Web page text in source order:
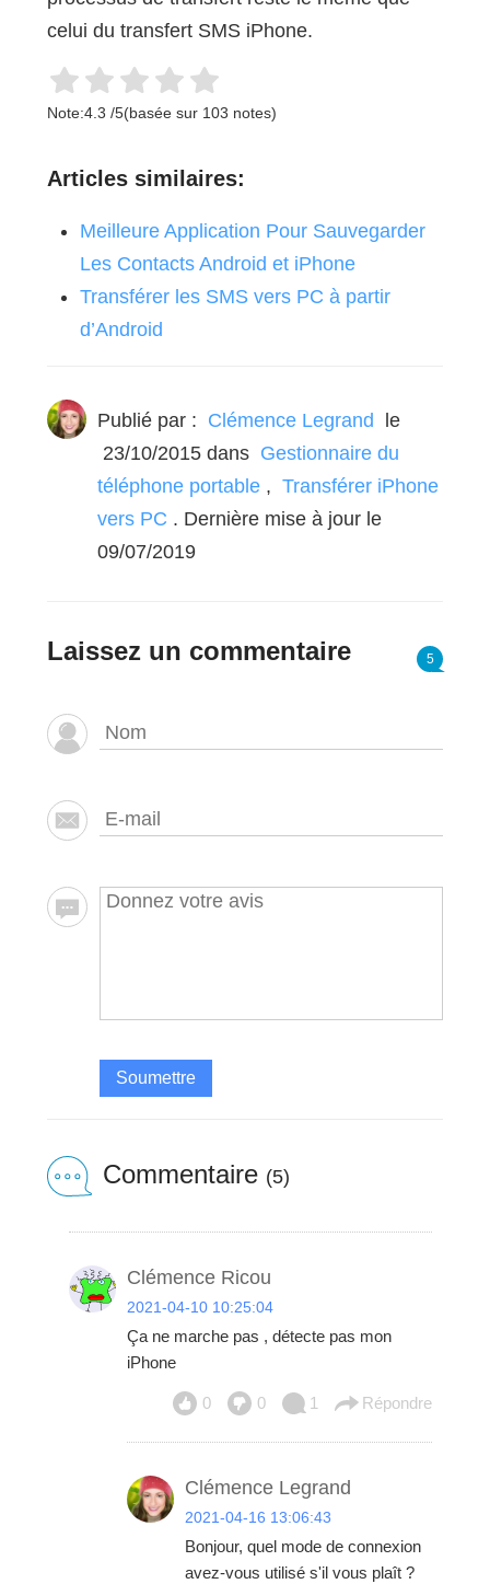
celui du transfert SMS iPhone.
Note:4.3 /5(basée sur 103 notes)
Articles similaires:
Meilleure Application Pour Sauvegarder
Les Contacts Android et iPhone
Transférer les SMS vers PC à partir
d’Android
Publié par : Clémence Legrand
le
23/10/2015dans Gestionnaire du
téléphone portable , Transférer iPhone
vers PC . Dernière mise à jour le
09/07/2019
Laissez un commentaire 5
Soumettre
Commentaire (5)
Clémence Ricou
2021-04-10 10:25:04
Ça ne marche pas , détecte pas mon
iPhone
0 0 1 Répondre
Clémence Legrand
2021-04-16 13:06:43
Bonjour, quel mode de connexion
avez-vous utilisé s'il vous plaît ?